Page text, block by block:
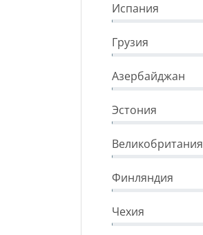
Испания
Грузия
Азербайджан
Эстония
Великобритания
Финляндия
Чехия